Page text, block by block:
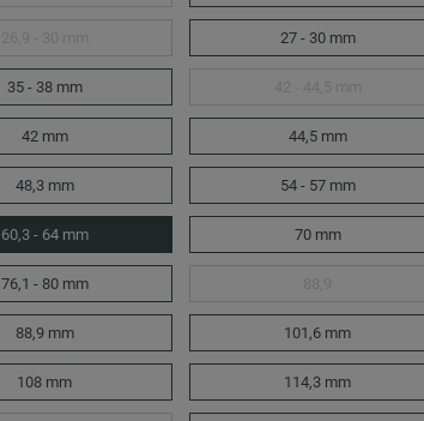
27 - 30 mm
35 - 38 mm
42 mm 44,5 mm
48,3 mm 54 - 57 mm
60,3 - 64 mm 70 mm
76,1 - 80 mm
88,9 mm 101,6 mm
108 mm 114,3 mm